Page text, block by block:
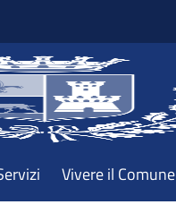
Vivere il Comune